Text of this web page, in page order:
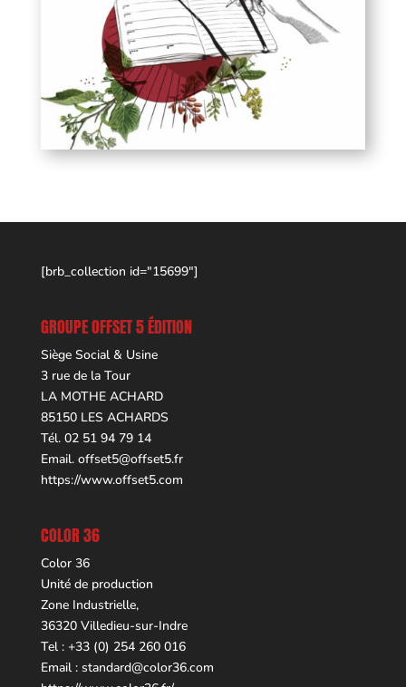
[brb_collection id="15699"]
GROUPE OFFSET 5 ÉDITION
Siège Social & Usine
3 rue de la Tour
LA MOTHE ACHARD
85150 LES ACHARDS
Tél. 02 51 94 79 14
Email. offset5@offset5.fr
https://www.offset5.com
COLOR 36
Color 36
Unité de production
Zone Industrielle,
36320 Villedieu-sur-Indre
Tel : +33 (0) 254 260 016
Email : standard@color36.com